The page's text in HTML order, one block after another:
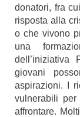
donatori, fra
risposta alla
o che vivono
una
dell’iniziativa
giovani
aspirazioni. I
vulnerabili
affrontare.